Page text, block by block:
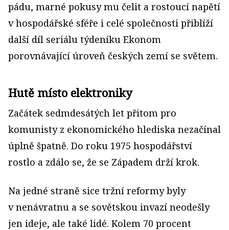
pádu, marné pokusy mu čelit a rostoucí napětí
v hospodářské sféře i celé společnosti přiblíží
další díl seriálu týdeníku Ekonom
porovnávající úroveň českých zemí se světem.
Hutě místo elektroniky
Začátek sedmdesátých let přitom pro
komunisty z ekonomického hlediska nezačínal
úplně špatně. Do roku 1975 hospodářství
rostlo a zdálo se, že se Západem drží krok.
Na jedné straně sice tržní reformy byly
v nenávratnu a se sovětskou invazí neodešly
jen ideje, ale také lidé. Kolem 70 procent